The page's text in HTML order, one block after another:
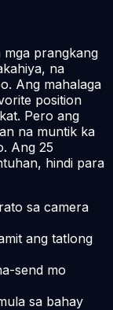
prangkang
na
Ang mahalaga
position
Pero ang
na muntik ka
Ang 25
hindi para
sa camera
ang tatlong
send mo
sa bahay